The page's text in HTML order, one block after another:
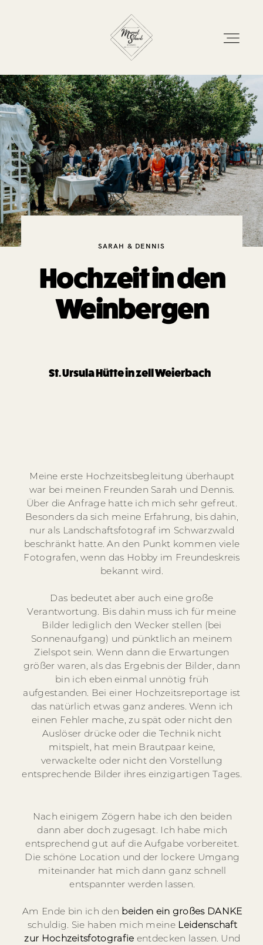
Home
Blog
Leistungen
Über mich
Kontakt
SARAH & DENNIS
Hochzeit in den
Weinbergen
St. Ursula Hütte in zell Weierbach
Nach einigem Zögern habe ich den beiden
dann aber doch zugesagt. Ich habe mich
entsprechend gut auf die Aufgabe vorbereitet.
Die schöne Location und der lockere Umgang
miteinander hat mich dann ganz schnell
entspannter werden lassen.
Am Ende bin ich den beiden ein großes DANKE
schuldig. Sie haben mich meine Leidenschaft
zur Hochzeitsfotografie entdecken lassen. Und
Meine erste Hochzeitsbegleitung überhaupt
war bei meinen Freunden Sarah und Dennis.
Über die Anfrage hatte ich mich sehr gefreut.
Besonders da sich meine Erfahrung, bis dahin,
nur als Landschaftsfotograf im Schwarzwald
beschränkt hatte. An den Punkt kommen viele
Fotografen, wenn das Hobby im Freundeskreis
bekannt wird.
Das bedeutet aber auch eine große
Verantwortung. Bis dahin muss ich für meine
Bilder lediglich den Wecker stellen (bei
Sonnenaufgang) und pünktlich an meinem
Zielspot sein. Wenn dann die Erwartungen
größer waren, als das Ergebnis der Bilder, dann
bin ich eben einmal unnötig früh
aufgestanden. Bei einer Hochzeitsreportage ist
das natürlich etwas ganz anderes. Wenn ich
einen Fehler mache, zu spät oder nicht den
Auslöser drücke oder die Technik nicht
mitspielt, hat mein Brautpaar keine,
verwackelte oder nicht den Vorstellung
entsprechende Bilder ihres einzigartigen Tages.